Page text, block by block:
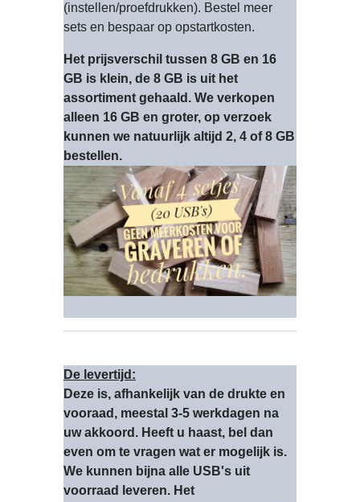
(instellen/proefdrukken). Bestel meer
sets en bespaar op opstartkosten.
Het prijsverschil tussen 8 GB en 16
GB is klein, de 8 GB is uit het
assortiment gehaald. We verkopen
alleen 16 GB en groter, op verzoek
kunnen we natuurlijk altijd 2, 4 of 8 GB
bestellen.
De levertijd:
Deze is, afhankelijk van de drukte en
vooraad, meestal 3-5 werkdagen na
uw akkoord. Heeft u haast, bel dan
even om te vragen wat er mogelijk is.
We kunnen bijna alle USB's uit
voorraad leveren. Het